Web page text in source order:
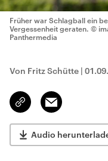
Früher war Schlagball ein
Vergessenheit geraten. ©
Panthermedia
Von Fritz Schütte |
Link
kopieren/teilen
Email
Audio